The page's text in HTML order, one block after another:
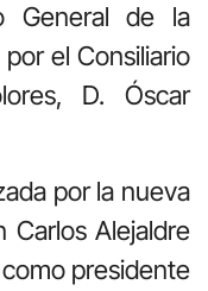
General de la
el Consiliario
D. Óscar
por la nueva
Carlos Alejaldre
presidente